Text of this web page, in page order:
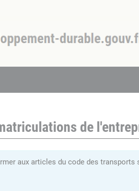
de
aux articles du code des transports